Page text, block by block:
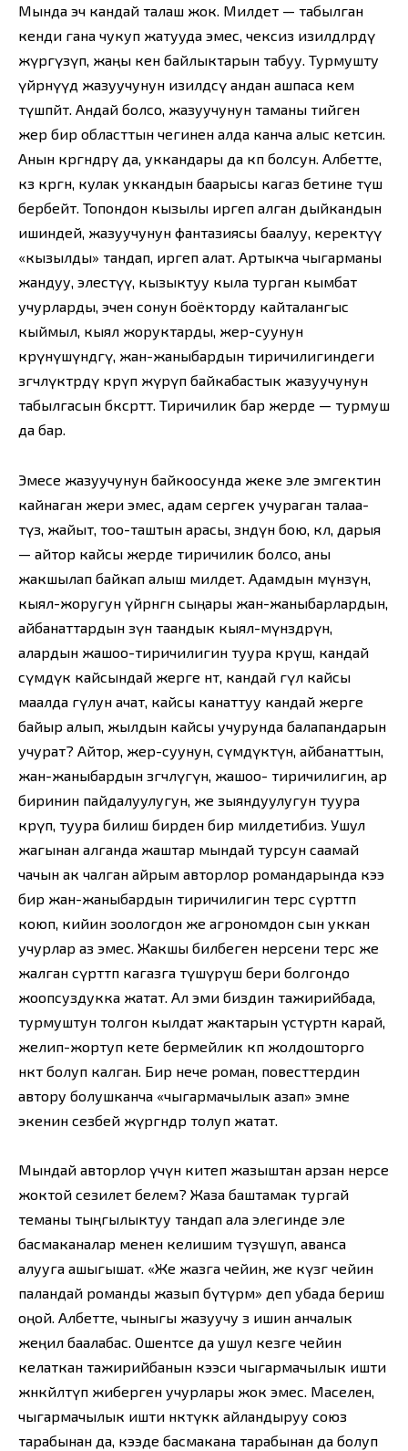
Мында эч кандай талаш жок. Милдет — табылган
кенди гана чукуп жатууда эмес, чексиз изилдөөлөрдү
жүргүзүп, жаңы кен байлыктарын табуу. Турмушту
үйрөнүүдө жазуучунун изилдөөсү андан ашпаса кем
түшпөйт. Андай болсо, жазуучунун таманы тийген
жер бир областтын чегинен алда канча алыс кетсин.
Анын көргөндөрү да, уккандары да көп болсун. Албетте,
көз көргөн, кулак уккандын баарысы кагаз бетине түшө
бербейт. Топондон кызылы иргеп алган дыйкандын
ишиндей, жазуучунун фантазиясы баалуу, керектүү
«кызылды» тандап, иргеп алат. Артыкча чыгарманы
жандуу, элестүү, кызыктуу кыла турган кымбат
учурларды, эчен сонун боёкторду кайталангыс
кыймыл, кыял жоруктарды, жер-суунун
көрүнүшүндөгү, жан-жаныбардын тиричилигиндеги
өзгөчөлүктөрдү көрүп жүрүп байкабастык жазуучунун
табылгасын бөксөртөт. Тиричилик бар жерде — турмуш
да бар.
Эмесе жазуучунун байкоосунда жеке эле эмгектин
кайнаган жери эмес, адам сергек учураган талаа-
түз, жайыт, тоо-таштын арасы, өзөндүн бою, көл, дарыя
— айтор кайсы жерде тиричилик болсо, аны
жакшылап байкап алыш милдет. Адамдын мүнөзүн,
кыял-жоругун үйрөнгөн сыңары жан-жаныбарлардын,
айбанаттардын өзүнө таандык кыял-мүнөздөрүн,
алардын жашоо-тиричилигин туура көрүш, кандай
өсүмдүк кайсындай жерге өнөт, кандай гүл кайсы
маалда гүлун ачат, кайсы канаттуу кандай жерге
байыр алып, жылдын кайсы учурунда балапандарын
учурат? Айтор, жер-суунун, өсүмдүктүн, айбанаттын,
жан-жаныбардын өзгөчөлүгүн, жашоо- тиричилигин, ар
биринин пайдалуулугун, же зыяндуулугун туура
көрүп, туура билиш бирден бир милдетибиз. Ушул
жагынан алганда жаштар мындай турсун саамай
чачын ак чалган айрым авторлор романдарында кээ
бир жан-жаныбардын тиричилигин терс сүрөттөп
коюп, кийин зоологдон же агрономдон сын уккан
учурлар аз эмес. Жакшы билбеген нерсени терс же
жалган сүрөттөп кагазга түшүрүш бери болгондо
жоопсуздукка жатат. Ал эми биздин тажирийбада,
турмуштун толгон кылдат жактарын үстүртөн карай,
желип-жортуп кете бермейлик көп жолдошторго
өнөкөт болуп калган. Бир нече роман, повесттердин
автору болушканча «чыгармачылык азап» эмне
экенин сезбей жүргөндөр толуп жатат.
Мындай авторлор үчүн китеп жазыштан арзан нерсе
жоктой сезилет белем? Жаза баштамак тургай
теманы тыңгылыктуу тандап ала элегинде эле
басмаканалар менен келишим түзүшүп, аванса
алууга ашыгышат. «Же жазга чейин, же күзгө чейин
паландай романды жазып бүтүрөм» деп убада бериш
оңой. Албетте, чыныгы жазуучу өз ишин анчалык
жеңил баалабас. Ошентсе да ушул кезге чейин
келаткан тажирийбанын кээси чыгармачылык ишти
жөнөкөйлөтүп жиберген учурлары жок эмес. Маселен,
чыгармачылык ишти өнөктүккө айландыруу союз
тарабынан да, кээде басмакана тарабынан да болуп